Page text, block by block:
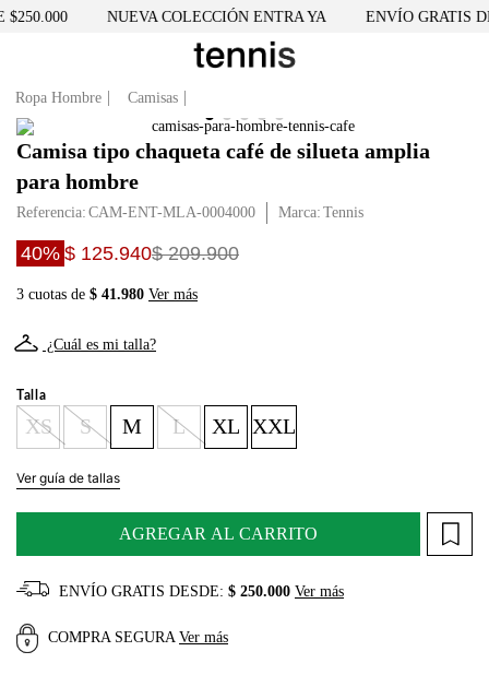
NUEVA COLECCIÓN ENTRA YA ENVÍO GRATIS
Ropa Hombre Camisas
Camisa tipo chaqueta café de silueta amplia
para hombre
Referencia: CAM-ENT-MLA-0004000 Tennis
40% $ 125.940$ 209.900
3 cuotas de $ 41.980 Ver más
¿Cuál es mi talla?
Talla
XS S M L XL XXL
Ver guía de tallas
AGREGAR AL CARRITO
ENVÍO GRATIS DESDE: $ 250.000 Ver más
COMPRA SEGURA Ver más